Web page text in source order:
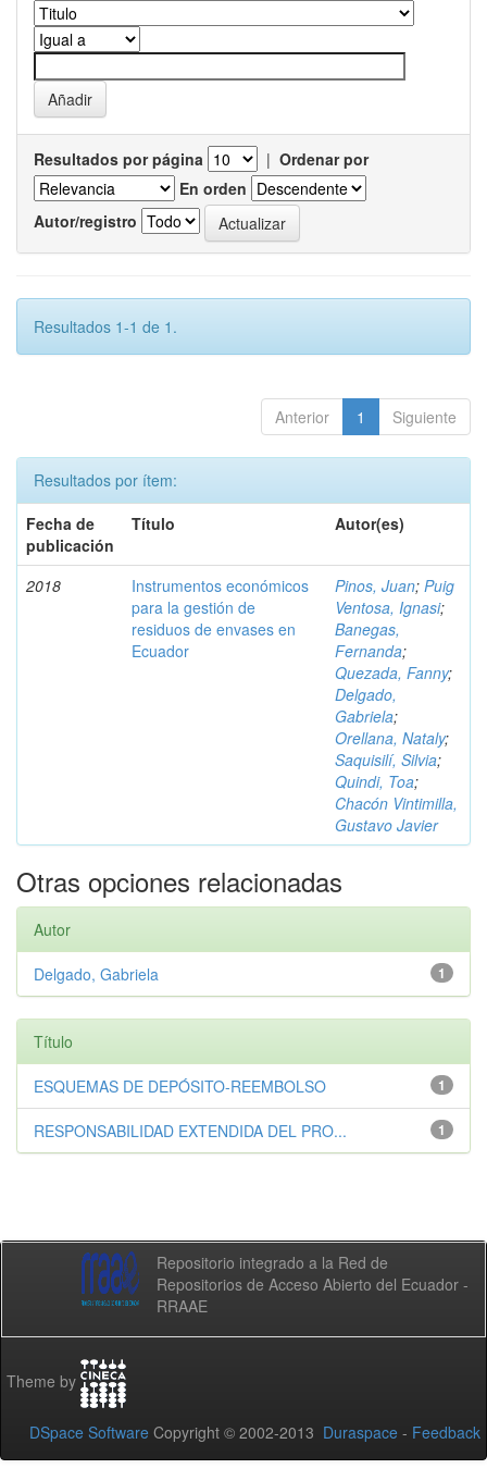
Resultados por página | Ordenar por
En orden
Autor/registro
Resultados 1-1 de 1.
Anterior 1 Siguiente
Resultados por ítem:
Fecha de
publicación
Título Autor(es)
2018
Instrumentos económicos
para la gestión de
residuos de envases en
Ecuador
Pinos, Juan; Puig
Ventosa, Ignasi;
Banegas,
Fernanda;
Quezada, Fanny;
Delgado,
Gabriela;
Orellana, Nataly;
Saquisilí, Silvia;
Quindi, Toa;
Chacón Vintimilla,
Gustavo Javier
Otras opciones relacionadas
Autor
1
Delgado, Gabriela
Título
1
ESQUEMAS DE DEPÓSITO-REEMBOLSO
1
RESPONSABILIDAD EXTENDIDA DEL PRO...
Repositorio integrado a la Red de
Repositorios de Acceso Abierto del Ecuador -
RRAAE
Theme by
DSpace Software Copyright © 2002-2013 Duraspace - Feedback